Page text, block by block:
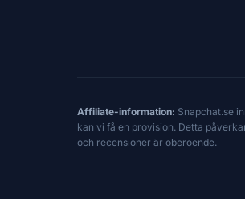
Affiliate-information: Snapchat.se
kan vi få en provision. Detta
och recensioner är oberoende.